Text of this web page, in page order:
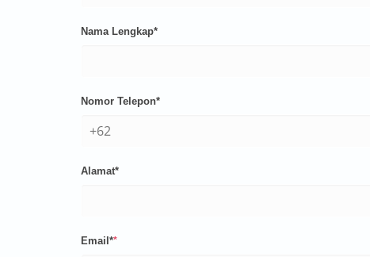
Nama Lengkap*
Nomor Telepon*
Alamat*
Email**